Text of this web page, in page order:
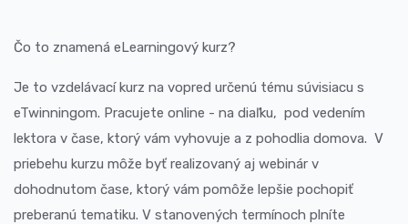
Čo to znamená eLearningový kurz?
Je to vzdelávací kurz na vopred určenú tému súvisiacu s
eTwinningom. Pracujete online - na diaľku, pod vedením
lektora v čase, ktorý vám vyhovuje a z pohodlia domova. V
priebehu kurzu môže byť realizovaný aj webinár v
dohodnutom čase, ktorý vám pomôže lepšie pochopiť
preberanú tematiku. V stanovených termínoch plníte